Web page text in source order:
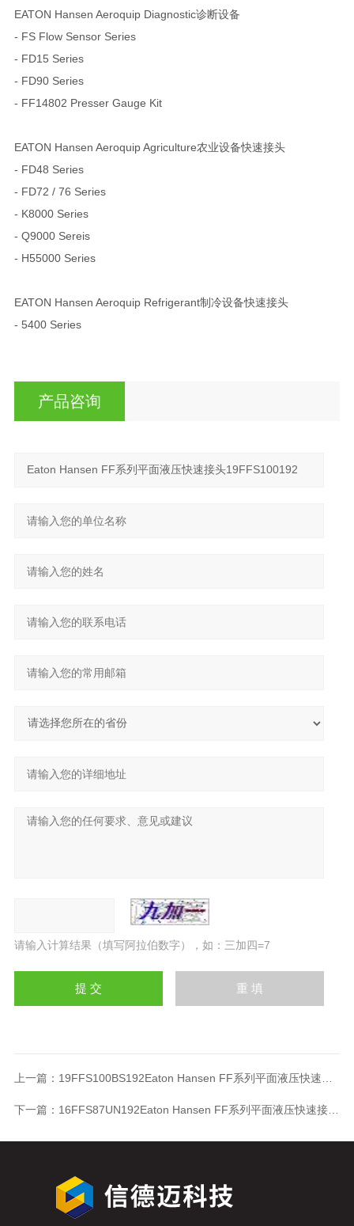
EATON Hansen Aeroquip Diagnostic诊断设备
- FS Flow Sensor Series
- FD15 Series
- FD90 Series
- FF14802 Presser Gauge Kit
EATON Hansen Aeroquip Agriculture农业设备快速接头
- FD48 Series
- FD72 / 76 Series
- K8000 Series
- Q9000 Sereis
- H55000 Series
EATON Hansen Aeroquip Refrigerant制冷设备快速接头
- 5400 Series
产品咨询
请输入计算结果（填写阿拉伯数字），如：三加四=7
上一篇： 19FFS100BS192Eaton Hansen FF系列平面液压快速接头19FFS100BS192
下一篇： 16FFS87UN192Eaton Hansen FF系列平面液压快速接头16FFS87UN192